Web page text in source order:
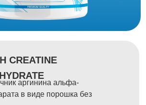
аргинина альфа-
в виде порошка без
CREATINE